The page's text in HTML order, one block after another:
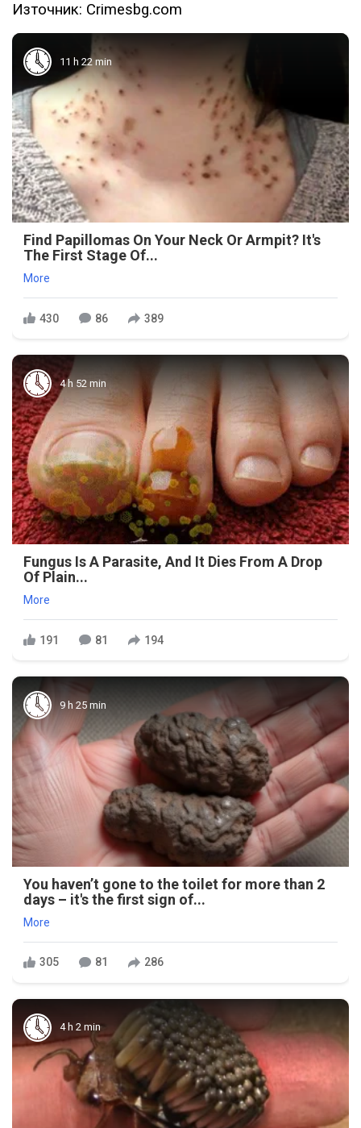
Източник: Crimesbg.com
11 h 22 min
Find Papillomas On Your Neck Or Armpit? It's
The First Stage Of...
More
430 86 389
4 h 52 min
Fungus Is A Parasite, And It Dies From A Drop
Of Plain...
More
191 81 194
9 h 25 min
You haven’t gone to the toilet for more than 2
days – it's the first sign of...
More
305 81 286
4 h 2 min